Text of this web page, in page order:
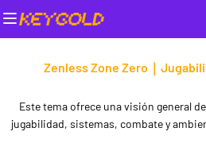
Zenless Zone Zero｜
Este tema ofrece una visión general
jugabilidad, sistemas, combate y